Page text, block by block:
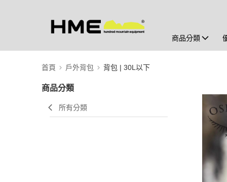
商品分類
首頁 戶外背包 背包 | 30L以下
商品分類
所有分類